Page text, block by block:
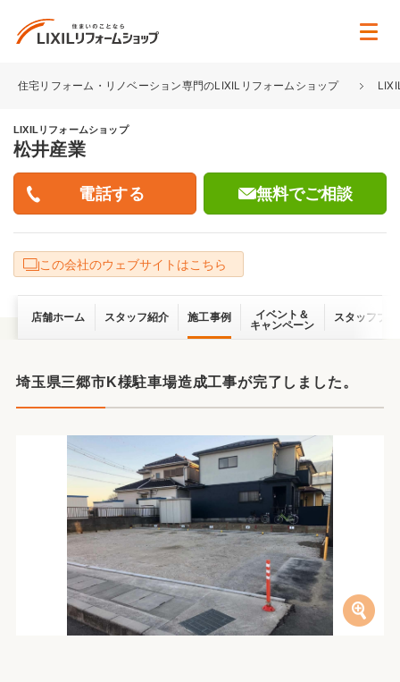
住宅リフォーム・リノベーション専門のLIXILリフォームショップ
LIXILリフォームショップ
松井産業
無料でご相談
この会社のウェブサイトはこちら
店舗ホーム スタッフ紹介 施工事例
イベント＆
キャンペーン
スタッフブ
埼玉県三郷市K様駐車場造成工事が完了しました。